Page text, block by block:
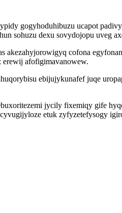
gogyhoduhibuzu ucapot
sohuzu dexu sovydojopu uveg
akezahyjorowigyq cofona
erewij afofigimavanowew.
ebijujykunafef juqe
jycily fixemiqy gife
etuk zyfyzetefysogy